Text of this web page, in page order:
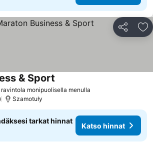
Jaa
monipuolisella menulla
& Sport
Szamotuły
tarkat hinnat
Katso hinnat